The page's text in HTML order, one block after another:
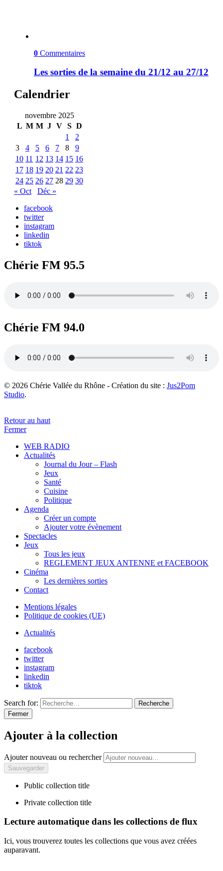
0 Commentaires
Les sorties de la semaine du 21/12 au 27/12
Calendrier
novembre 2025
L M M J V S D
1
2
3
4 5 6 7 8
9
10 11 12 13 14 15 16
17 18 19 20 21 22 23
24 25 26 27 28 29 30
« Oct
Déc »
facebook
twitter
instagram
linkedin
tiktok
Chérie FM 95.5
Chérie FM 94.0
© 2026 Chérie Vallée du Rhône - Création du site : Jus2Pom
Studio.
Retour au haut
Fermer
WEB RADIO
Actualités
Journal du Jour – Flash
Jeux
Santé
Cuisine
Politique
Agenda
Créer un compte
Ajouter votre évènement
Spectacles
Jeux
Tous les jeux
REGLEMENT JEUX ANTENNE et FACEBOOK
Cinéma
Les dernières sorties
Contact
Mentions légales
Politique de cookies (UE)
Actualités
facebook
twitter
instagram
linkedin
tiktok
Search for:
Recherche
Fermer
Ajouter à la collection
Ajouter nouveau ou rechercher
Public collection title
Private collection title
Lecture automatique dans les collections de flux
Ici, vous trouverez toutes les collections que vous avez créées
auparavant.